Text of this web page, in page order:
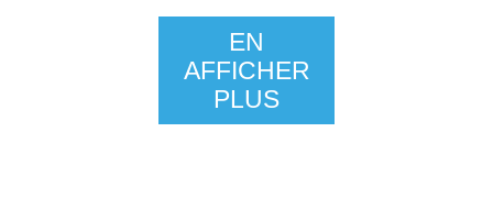
EN
AFFICHER
PLUS